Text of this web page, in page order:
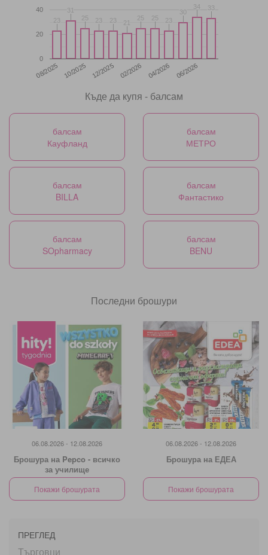
08/2025 10/2025 12/2025 02/2026 04/2026 06/2026
0
20
40
23
23
3131
25
25 23
23 23
23 21
21
25
25 25
25 23
23
30
30
34
34 33
33
Къде да купя - балсам
балсам
Кауфланд
балсам
МЕТРО
балсам
BILLA
балсам
Фантастико
балсам
SOpharmacy
балсам
BENU
Последни брошури
06.08.2026 - 12.08.2026
Брошура на Pepco - всичко
за училище
Покажи брошурата
06.08.2026 - 12.08.2026
Брошура на ЕДЕА
Покажи брошурата
ПРЕГЛЕД
Търговци